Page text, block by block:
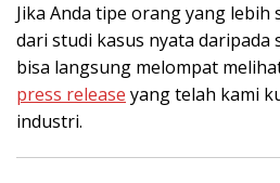
Jika Anda tipe orang yang
dari studi kasus nyata daripada
bisa langsung melompat
press release yang telah kami
industri.